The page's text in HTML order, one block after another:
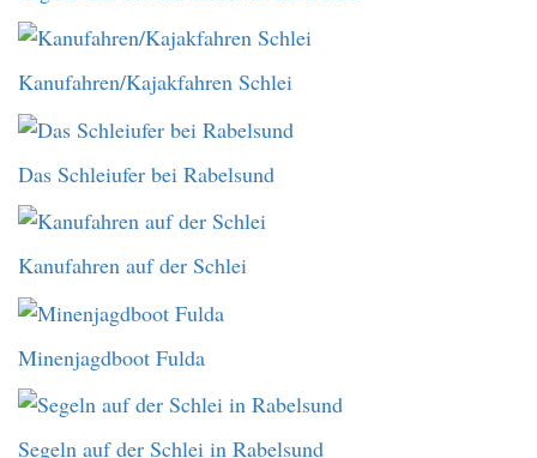
Kanufahren/Kajakfahren Schlei
Das Schleiufer bei Rabelsund
Kanufahren auf der Schlei
Minenjagdboot Fulda
Segeln auf der Schlei in Rabelsund